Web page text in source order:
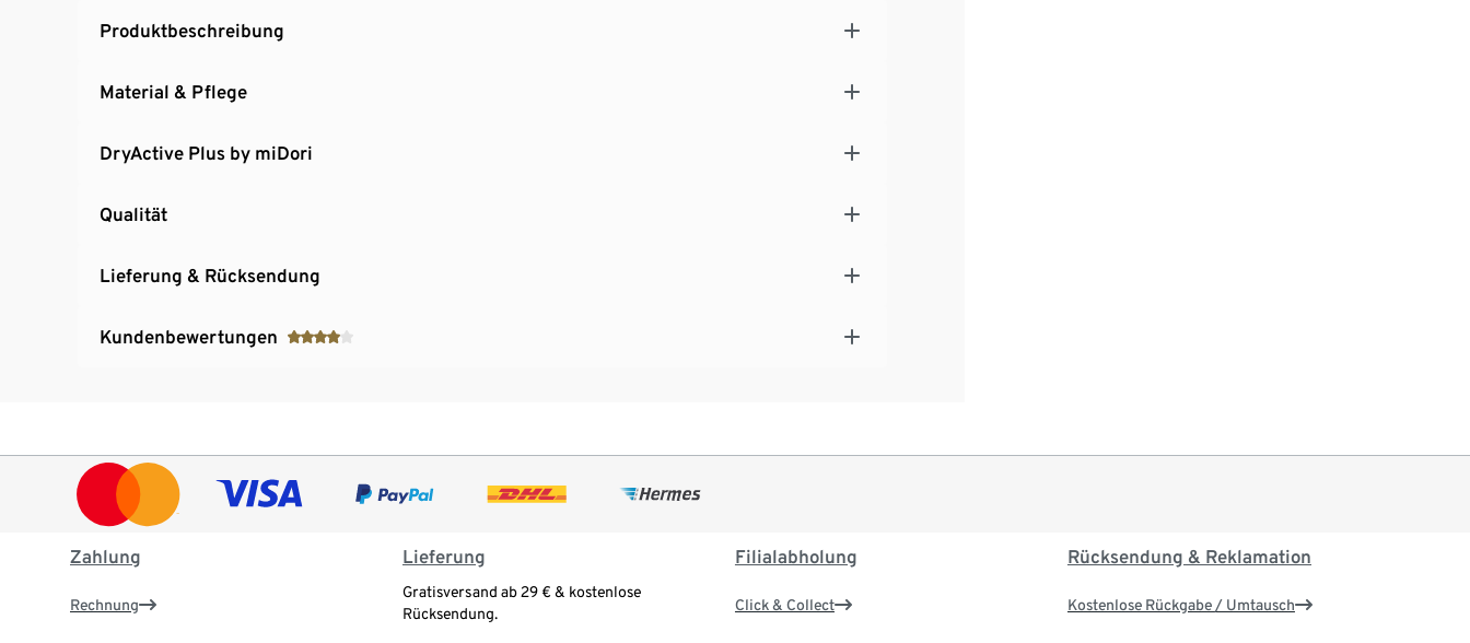
Produktbeschreibung
Material & Pflege
DryActive Plus by miDori
Qualität
Lieferung & Rücksendung
Kundenbewertungen
Zahlung
Rechnung
Lieferung
Gratisversand ab 29 € & kostenlose
Rücksendung.
Filialabholung
Click & Collect
Rücksendung & Reklamation
Kostenlose Rückgabe / Umtausch